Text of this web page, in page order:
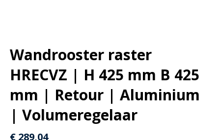
Wandrooster raster
HRECVZ | H 425 mm B 425
mm | Retour | Aluminium
| Volumeregelaar
€ 289,04